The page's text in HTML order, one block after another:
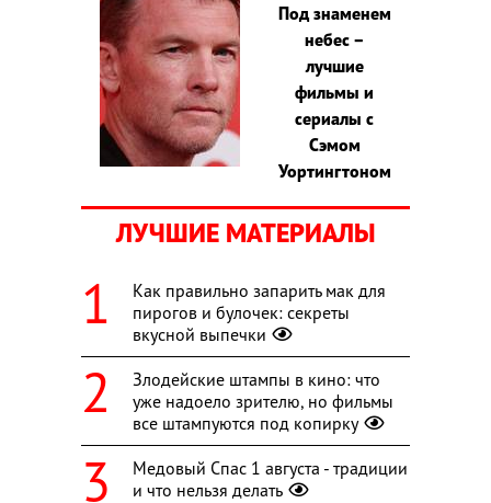
Под знаменем
небес –
лучшие
фильмы и
сериалы с
Сэмом
Уортингтоном
ЛУЧШИЕ МАТЕРИАЛЫ
Как правильно запарить мак для
пирогов и булочек: секреты
вкусной выпечки
Злодейские штампы в кино: что
уже надоело зрителю, но фильмы
все штампуются под копирку
Медовый Спас 1 августа - традиции
и что нельзя делать